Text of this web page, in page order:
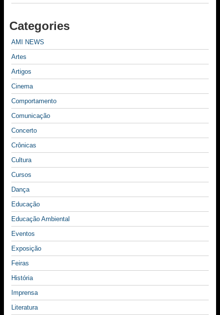
Categories
AMI NEWS
Artes
Artigos
Cinema
Comportamento
Comunicação
Concerto
Crônicas
Cultura
Cursos
Dança
Educação
Educação Ambiental
Eventos
Exposição
Feiras
História
Imprensa
Literatura